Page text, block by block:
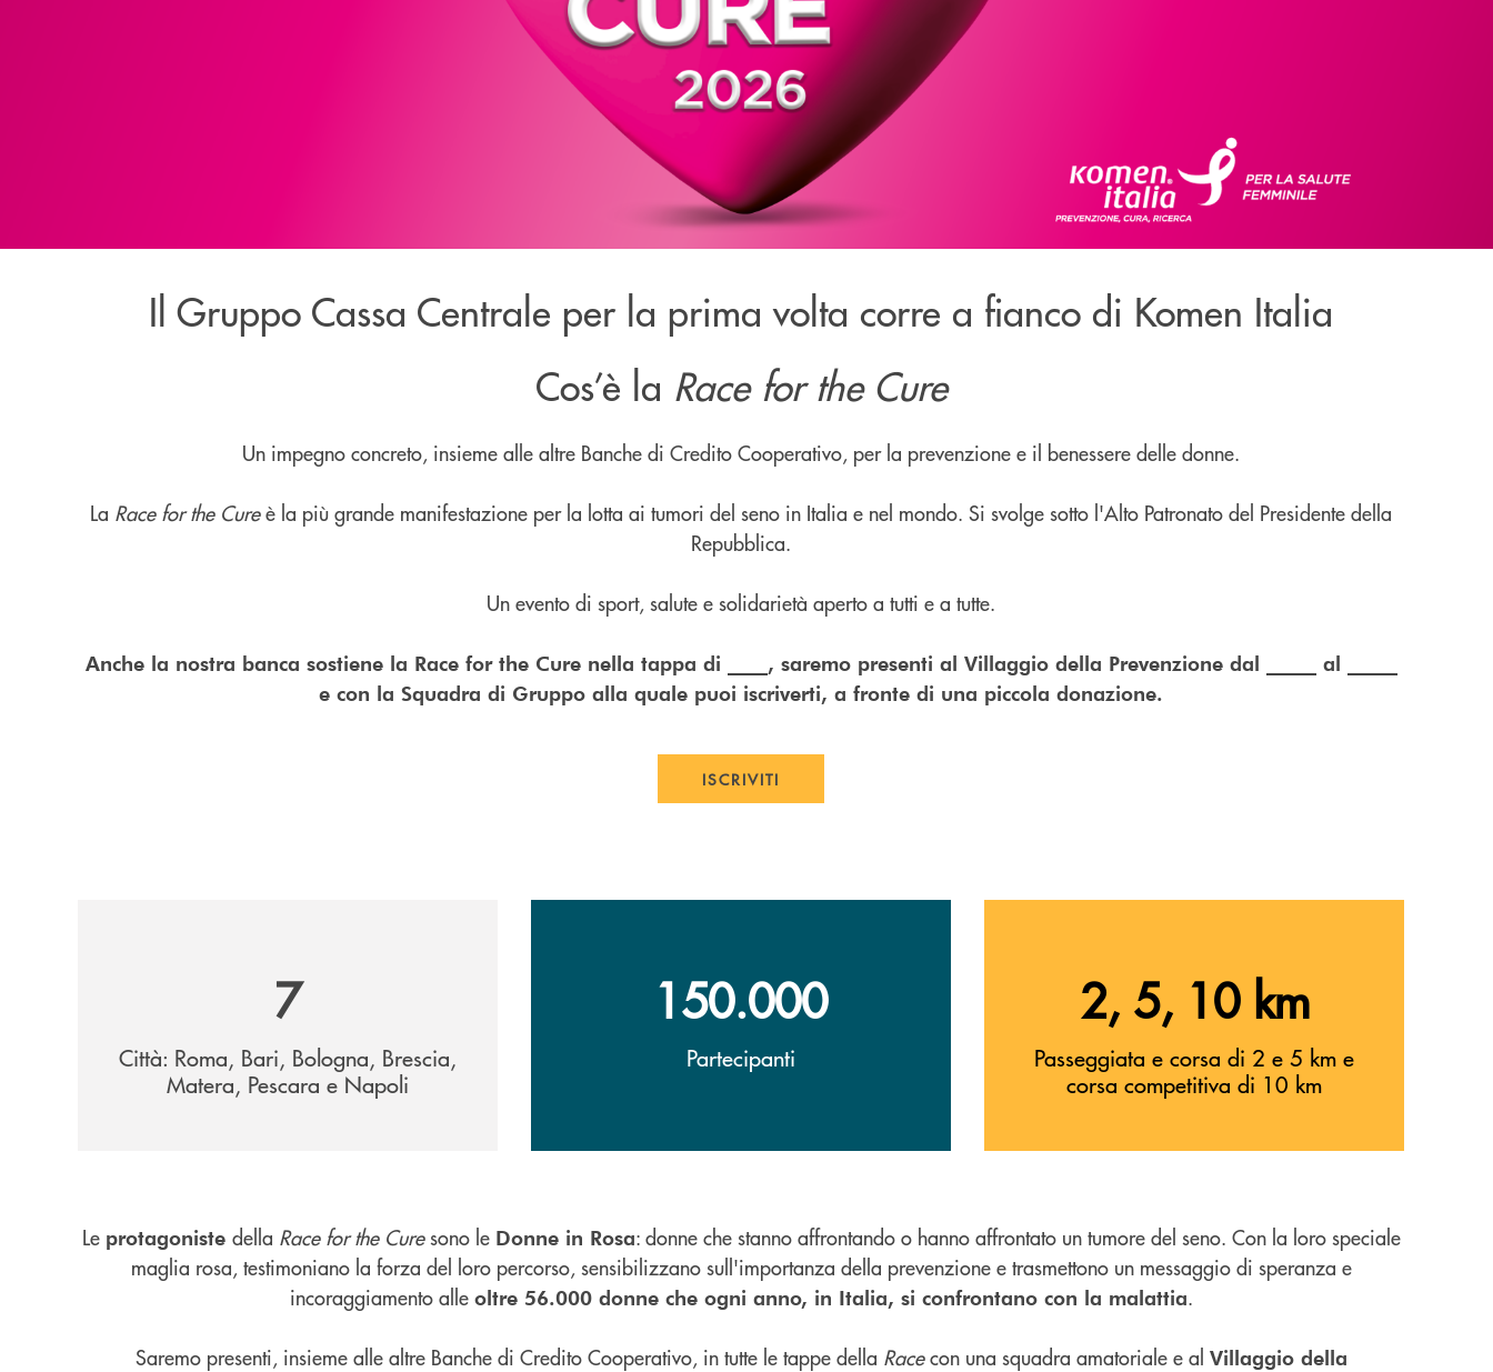
Il Gruppo Cassa Centrale per la prima volta corre a fianco di Komen Italia
Cos’è la Race for the Cure
Un impegno concreto, insieme alle altre Banche di Credito Cooperativo, per la prevenzione e il benessere delle donne.
La Race for the Cureè la più grande manifestazione per la lotta ai tumori del seno in Italia e nel mondo. Si svolge sotto l'Alto Patronato del Presidente della
Repubblica.
Un evento di sport, salute e solidarietà aperto a tutti e a tutte.
Anche la nostra banca sostiene la Race for the Cure nella tappa di ____, saremo presenti al Villaggio della Prevenzione dal _____ al _____
e con la Squadra di Gruppo alla quale puoi iscriverti, a fronte di una piccola donazione.
ISCRIVITI
7
Città: Roma, Bari, Bologna, Brescia,
Matera, Pescara e Napoli
150.000
Partecipanti
2, 5, 10 km
Passeggiata e corsa di 2 e 5 km e
corsa competitiva di 10 km
Le protagoniste della Race for the Curesono le Donne in Rosa: donne che stanno affrontando o hanno affrontato un tumore del seno. Con la loro speciale
maglia rosa, testimoniano la forza del loro percorso, sensibilizzano sull'importanza della prevenzione e trasmettono un messaggio di speranza e
incoraggiamento alle oltre 56.000 donne che ogni anno, in Italia, si confrontano con la malattia.
Saremo presenti, insieme alle altre Banche di Credito Cooperativo, in tutte le tappe della Racecon una squadra amatoriale e al Villaggio della